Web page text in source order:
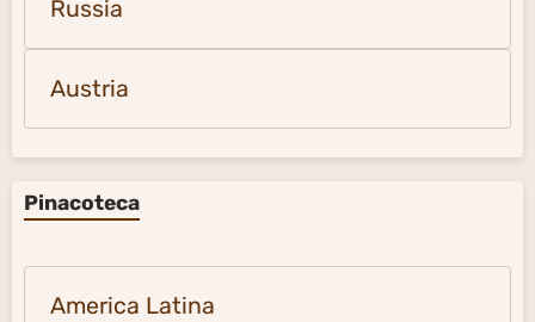
Russia
Austria
Pinacoteca
America Latina